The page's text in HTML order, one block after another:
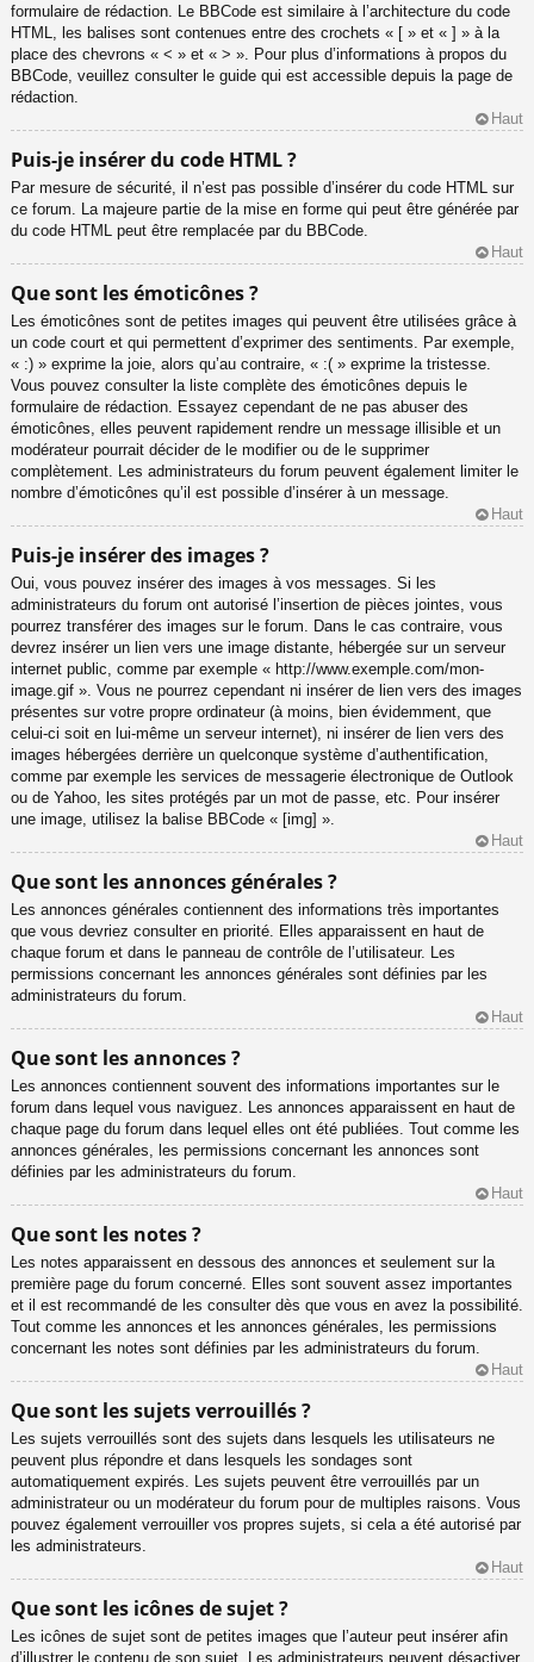
formulaire de rédaction. Le BBCode est similaire à l’architecture du code
HTML, les balises sont contenues entre des crochets « [ » et « ] » à la
place des chevrons « < » et « > ». Pour plus d’informations à propos du
BBCode, veuillez consulter le guide qui est accessible depuis la page de
rédaction.
Haut
Puis-je insérer du code HTML ?
Par mesure de sécurité, il n’est pas possible d’insérer du code HTML sur
ce forum. La majeure partie de la mise en forme qui peut être générée par
du code HTML peut être remplacée par du BBCode.
Haut
Que sont les émoticônes ?
Les émoticônes sont de petites images qui peuvent être utilisées grâce à
un code court et qui permettent d’exprimer des sentiments. Par exemple,
« :) » exprime la joie, alors qu’au contraire, « :( » exprime la tristesse.
Vous pouvez consulter la liste complète des émoticônes depuis le
formulaire de rédaction. Essayez cependant de ne pas abuser des
émoticônes, elles peuvent rapidement rendre un message illisible et un
modérateur pourrait décider de le modifier ou de le supprimer
complètement. Les administrateurs du forum peuvent également limiter le
nombre d’émoticônes qu’il est possible d’insérer à un message.
Haut
Puis-je insérer des images ?
Oui, vous pouvez insérer des images à vos messages. Si les
administrateurs du forum ont autorisé l’insertion de pièces jointes, vous
pourrez transférer des images sur le forum. Dans le cas contraire, vous
devrez insérer un lien vers une image distante, hébergée sur un serveur
internet public, comme par exemple « http://www.exemple.com/mon-
image.gif ». Vous ne pourrez cependant ni insérer de lien vers des images
présentes sur votre propre ordinateur (à moins, bien évidemment, que
celui-ci soit en lui-même un serveur internet), ni insérer de lien vers des
images hébergées derrière un quelconque système d’authentification,
comme par exemple les services de messagerie électronique de Outlook
ou de Yahoo, les sites protégés par un mot de passe, etc. Pour insérer
une image, utilisez la balise BBCode « [img] ».
Haut
Que sont les annonces générales ?
Les annonces générales contiennent des informations très importantes
que vous devriez consulter en priorité. Elles apparaissent en haut de
chaque forum et dans le panneau de contrôle de l’utilisateur. Les
permissions concernant les annonces générales sont définies par les
administrateurs du forum.
Haut
Que sont les annonces ?
Les annonces contiennent souvent des informations importantes sur le
forum dans lequel vous naviguez. Les annonces apparaissent en haut de
chaque page du forum dans lequel elles ont été publiées. Tout comme les
annonces générales, les permissions concernant les annonces sont
définies par les administrateurs du forum.
Haut
Que sont les notes ?
Les notes apparaissent en dessous des annonces et seulement sur la
première page du forum concerné. Elles sont souvent assez importantes
et il est recommandé de les consulter dès que vous en avez la possibilité.
Tout comme les annonces et les annonces générales, les permissions
concernant les notes sont définies par les administrateurs du forum.
Haut
Que sont les sujets verrouillés ?
Les sujets verrouillés sont des sujets dans lesquels les utilisateurs ne
peuvent plus répondre et dans lesquels les sondages sont
automatiquement expirés. Les sujets peuvent être verrouillés par un
administrateur ou un modérateur du forum pour de multiples raisons. Vous
pouvez également verrouiller vos propres sujets, si cela a été autorisé par
les administrateurs.
Haut
Que sont les icônes de sujet ?
Les icônes de sujet sont de petites images que l’auteur peut insérer afin
d’illustrer le contenu de son sujet. Les administrateurs peuvent désactiver